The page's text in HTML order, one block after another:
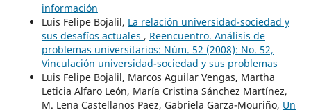
información
Luis Felipe Bojalil, La relación universidad-sociedad y
sus desafíos actuales , Reencuentro. Análisis de
problemas universitarios: Núm. 52 (2008): No. 52,
Vinculación universidad-sociedad y sus problemas
Luis Felipe Bojalil, Marcos Aguilar Vengas, Martha
Leticia Alfaro León, María Cristina Sánchez Martínez,
M. Lena Castellanos Paez, Gabriela Garza-Mouriño, Un